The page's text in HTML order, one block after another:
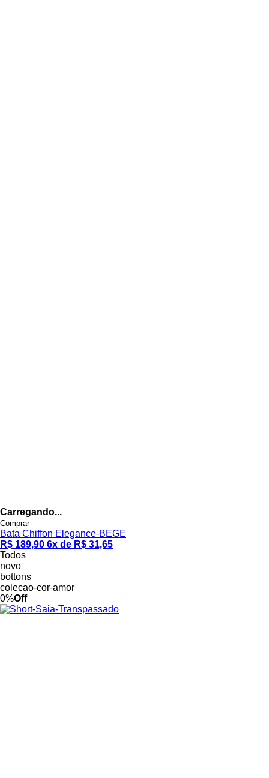
Carregando...
Comprar
Bata Chiffon Elegance-BEGE
R$ 189,90 6x de R$ 31,65
Todos
novo
bottons
colecao-cor-amor
0%Off